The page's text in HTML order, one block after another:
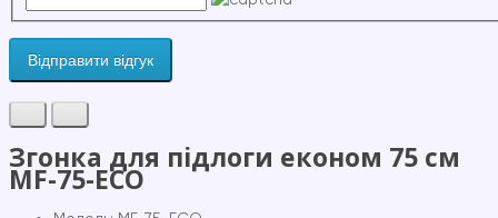
Відправити відгук
Згонка для підлоги економ 75 см
MF-75-ECO